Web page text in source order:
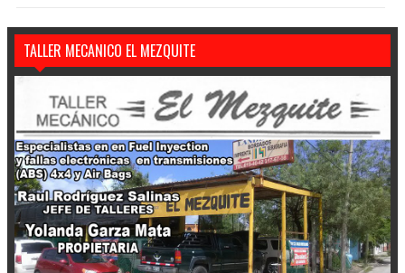
TALLER MECANICO EL MEZQUITE